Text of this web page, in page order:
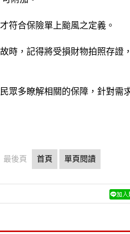
符合保險單上颱風之定義。
時，記得將受損財物拍照存證
眾多瞭解相關的保障，針對需
最後頁 首頁 單頁閱讀